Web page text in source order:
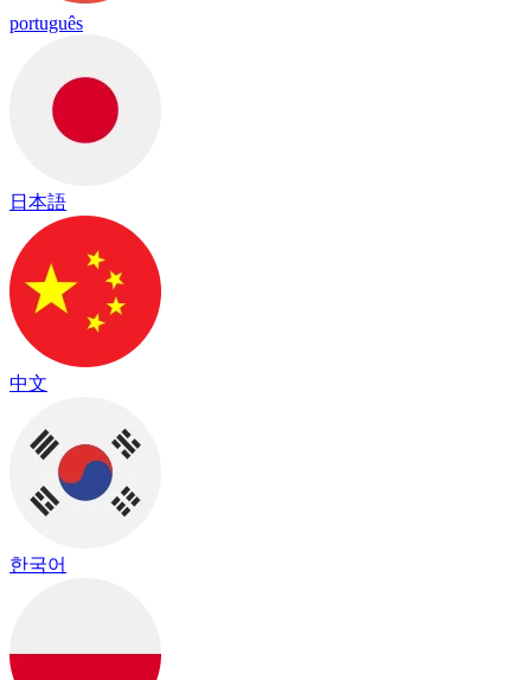
português
日本語
中文
한국어